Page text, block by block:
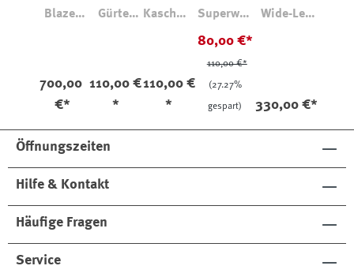
Blazer
700,00
€*
Gürtel
110,00 €
*
Kaschmir
110,00 €
*
Superwas
Longsleev
e
80,00 €*
110,00 €*
(27.27%
gespart)
Wide-Leg
330,00 €*
Öffnungszeiten
Hilfe & Kontakt
Häufige Fragen
Service